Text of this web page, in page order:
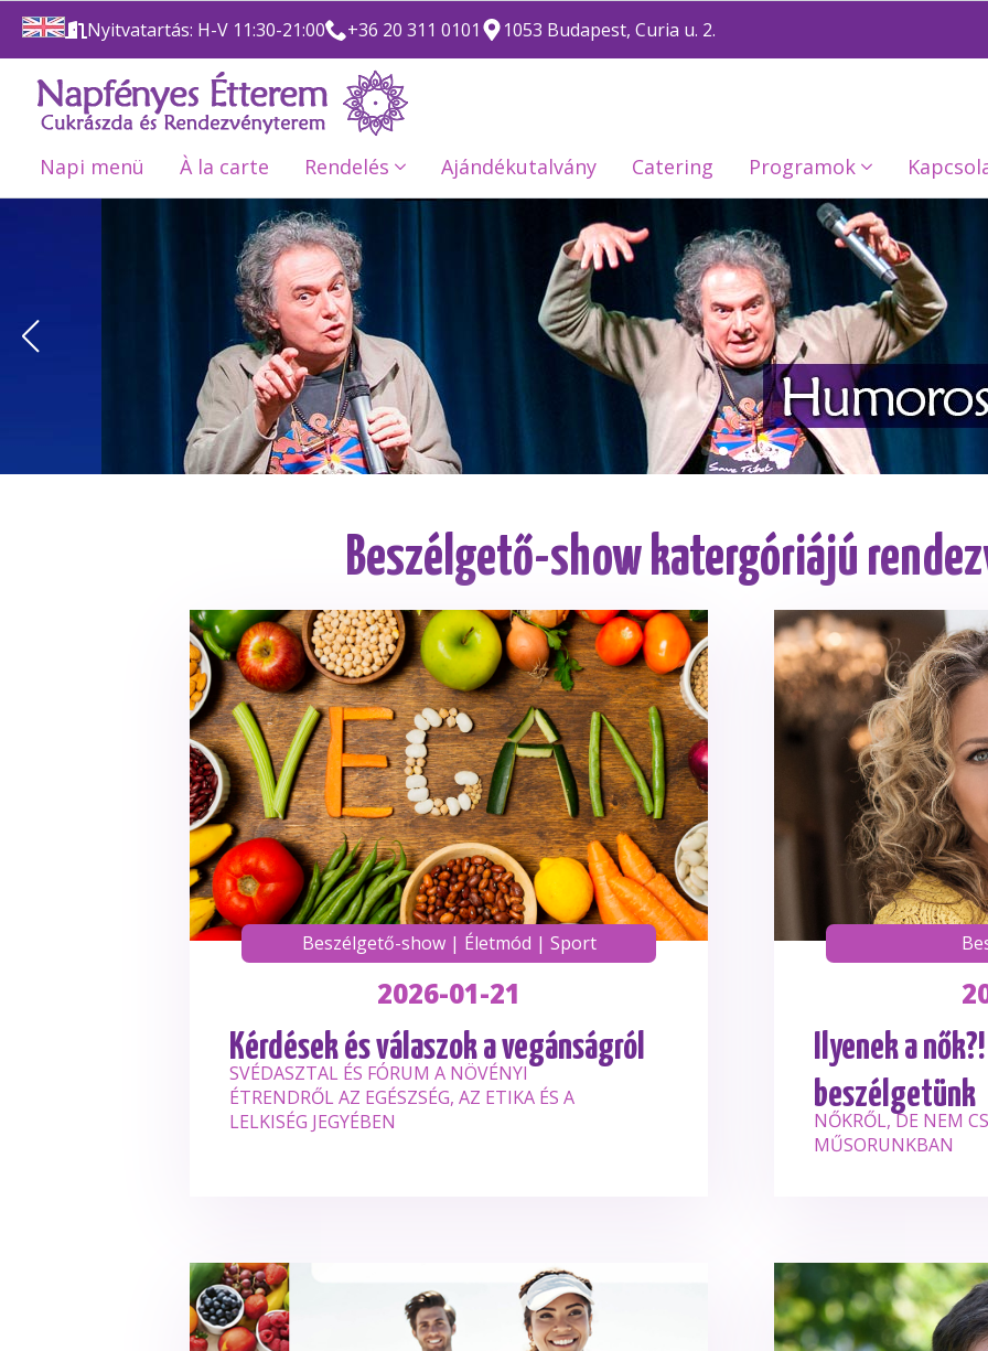
Nyitvatartás: H-V 11:30-21:00 +36 20 311 0101 1053 Budapest, Curia u. 2.
Napi menü À la carte Rendelés Ajándékutalvány Catering Programok
Beszélgető-show katergóriájú
Beszélgető-show| Életmód | Sport
2026-01-21
Kérdések és válaszok a vegánságról
SVÉDASZTAL ÉS FÓRUM A NÖVÉNYI
ÉTRENDRŐL AZ EGÉSZSÉG, AZ ETIKA ÉS A
LELKISÉG JEGYÉBEN
Ilyenek a
beszélgetünk
NŐKRŐL, DE NEM
MŰSORUNKBAN